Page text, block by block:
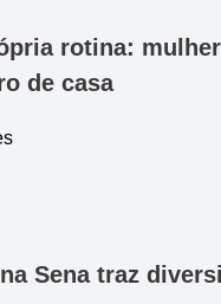
rotina:
de casa
Sena traz